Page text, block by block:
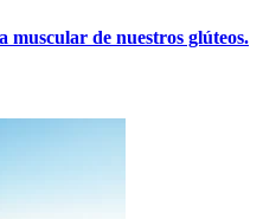
muscular de nuestros glúteos.